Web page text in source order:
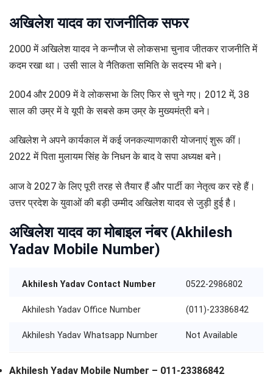
अखिलेश यादव का राजनीतिक सफर
2000 में अखिलेश यादव ने कन्नौज से लोकसभा चुनाव जीतकर राजनीति में
कदम रखा था। उसी साल वे नैतिकता समिति के सदस्य भी बने।
2004 और 2009 में वे लोकसभा के लिए फिर से चुने गए। 2012 में, 38
साल की उम्र में वे यूपी के सबसे कम उम्र के मुख्यमंत्री बने।
अखिलेश ने अपने कार्यकाल में कई जनकल्याणकारी योजनाएं शुरू कीं।
2022 में पिता मुलायम सिंह के निधन के बाद वे सपा अध्यक्ष बने।
आज वे 2027 के लिए पूरी तरह से तैयार हैं और पार्टी का नेतृत्व कर रहे हैं।
उत्तर प्रदेश के युवाओं की बड़ी उम्मीद अखिलेश यादव से जुड़ी हुई है।
अखिलेश यादव का मोबाइल नंबर(Akhilesh
Yadav Mobile Number)
Akhilesh Yadav Contact Number 0522-2986802
Akhilesh Yadav Office Number (011)-23386842
Akhilesh Yadav Whatsapp Number Not Available
Akhilesh Yadav Mobile Number – 011-23386842